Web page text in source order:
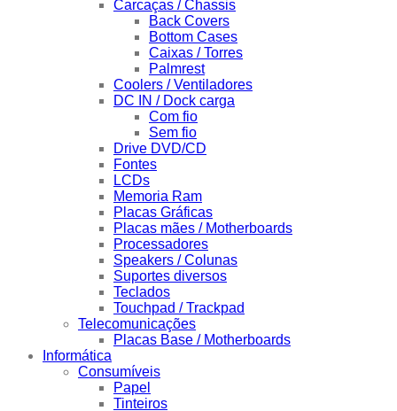
Carcaças / Chassis
Back Covers
Bottom Cases
Caixas / Torres
Palmrest
Coolers / Ventiladores
DC IN / Dock carga
Com fio
Sem fio
Drive DVD/CD
Fontes
LCDs
Memoria Ram
Placas Gráficas
Placas mães / Motherboards
Processadores
Speakers / Colunas
Suportes diversos
Teclados
Touchpad / Trackpad
Telecomunicações
Placas Base / Motherboards
Informática
Consumíveis
Papel
Tinteiros